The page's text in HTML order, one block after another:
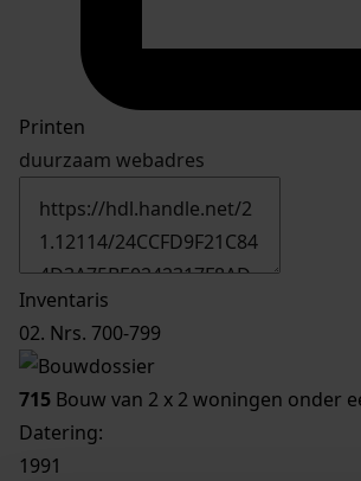
Printen
duurzaam webadres
Inventaris
02. Nrs. 700-799
715 Bouw van 2 x 2 woningen onder
Datering:
1991